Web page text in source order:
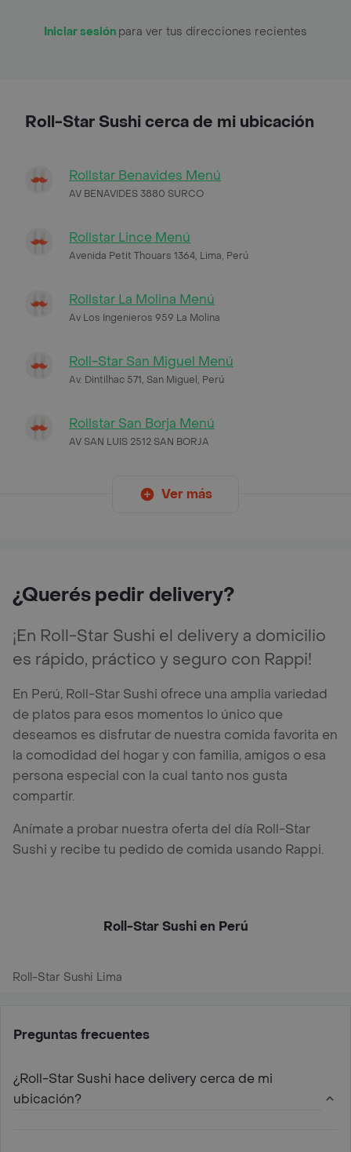
Iniciar sesión para ver tus direcciones recientes
Roll-Star Sushi cerca de mi ubicación
Rollstar Benavides Menú
AV BENAVIDES 3880 SURCO
Rollstar Lince Menú
Avenida Petit Thouars 1364, Lima, Perú
Rollstar La Molina Menú
Av Los Ingenieros 959 La Molina
Roll-Star San Miguel Menú
Av. Dintilhac 571, San Miguel, Perú
Rollstar San Borja Menú
AV SAN LUIS 2512 SAN BORJA
Ver más
¿Querés pedir delivery?
¡En Roll-Star Sushi el delivery a domicilio
es rápido, práctico y seguro con Rappi!
En Perú, Roll-Star Sushi ofrece una amplia variedad
de platos para esos momentos lo único que
deseamos es disfrutar de nuestra comida favorita en
la comodidad del hogar y con familia, amigos o esa
persona especial con la cual tanto nos gusta
compartir.
Anímate a probar nuestra oferta del día Roll-Star
Sushi y recibe tu pedido de comida usando Rappi.
Roll-Star Sushi en Perú
Roll-Star Sushi Lima
Preguntas frecuentes
¿Roll-Star Sushi hace delivery cerca de mi
ubicación?